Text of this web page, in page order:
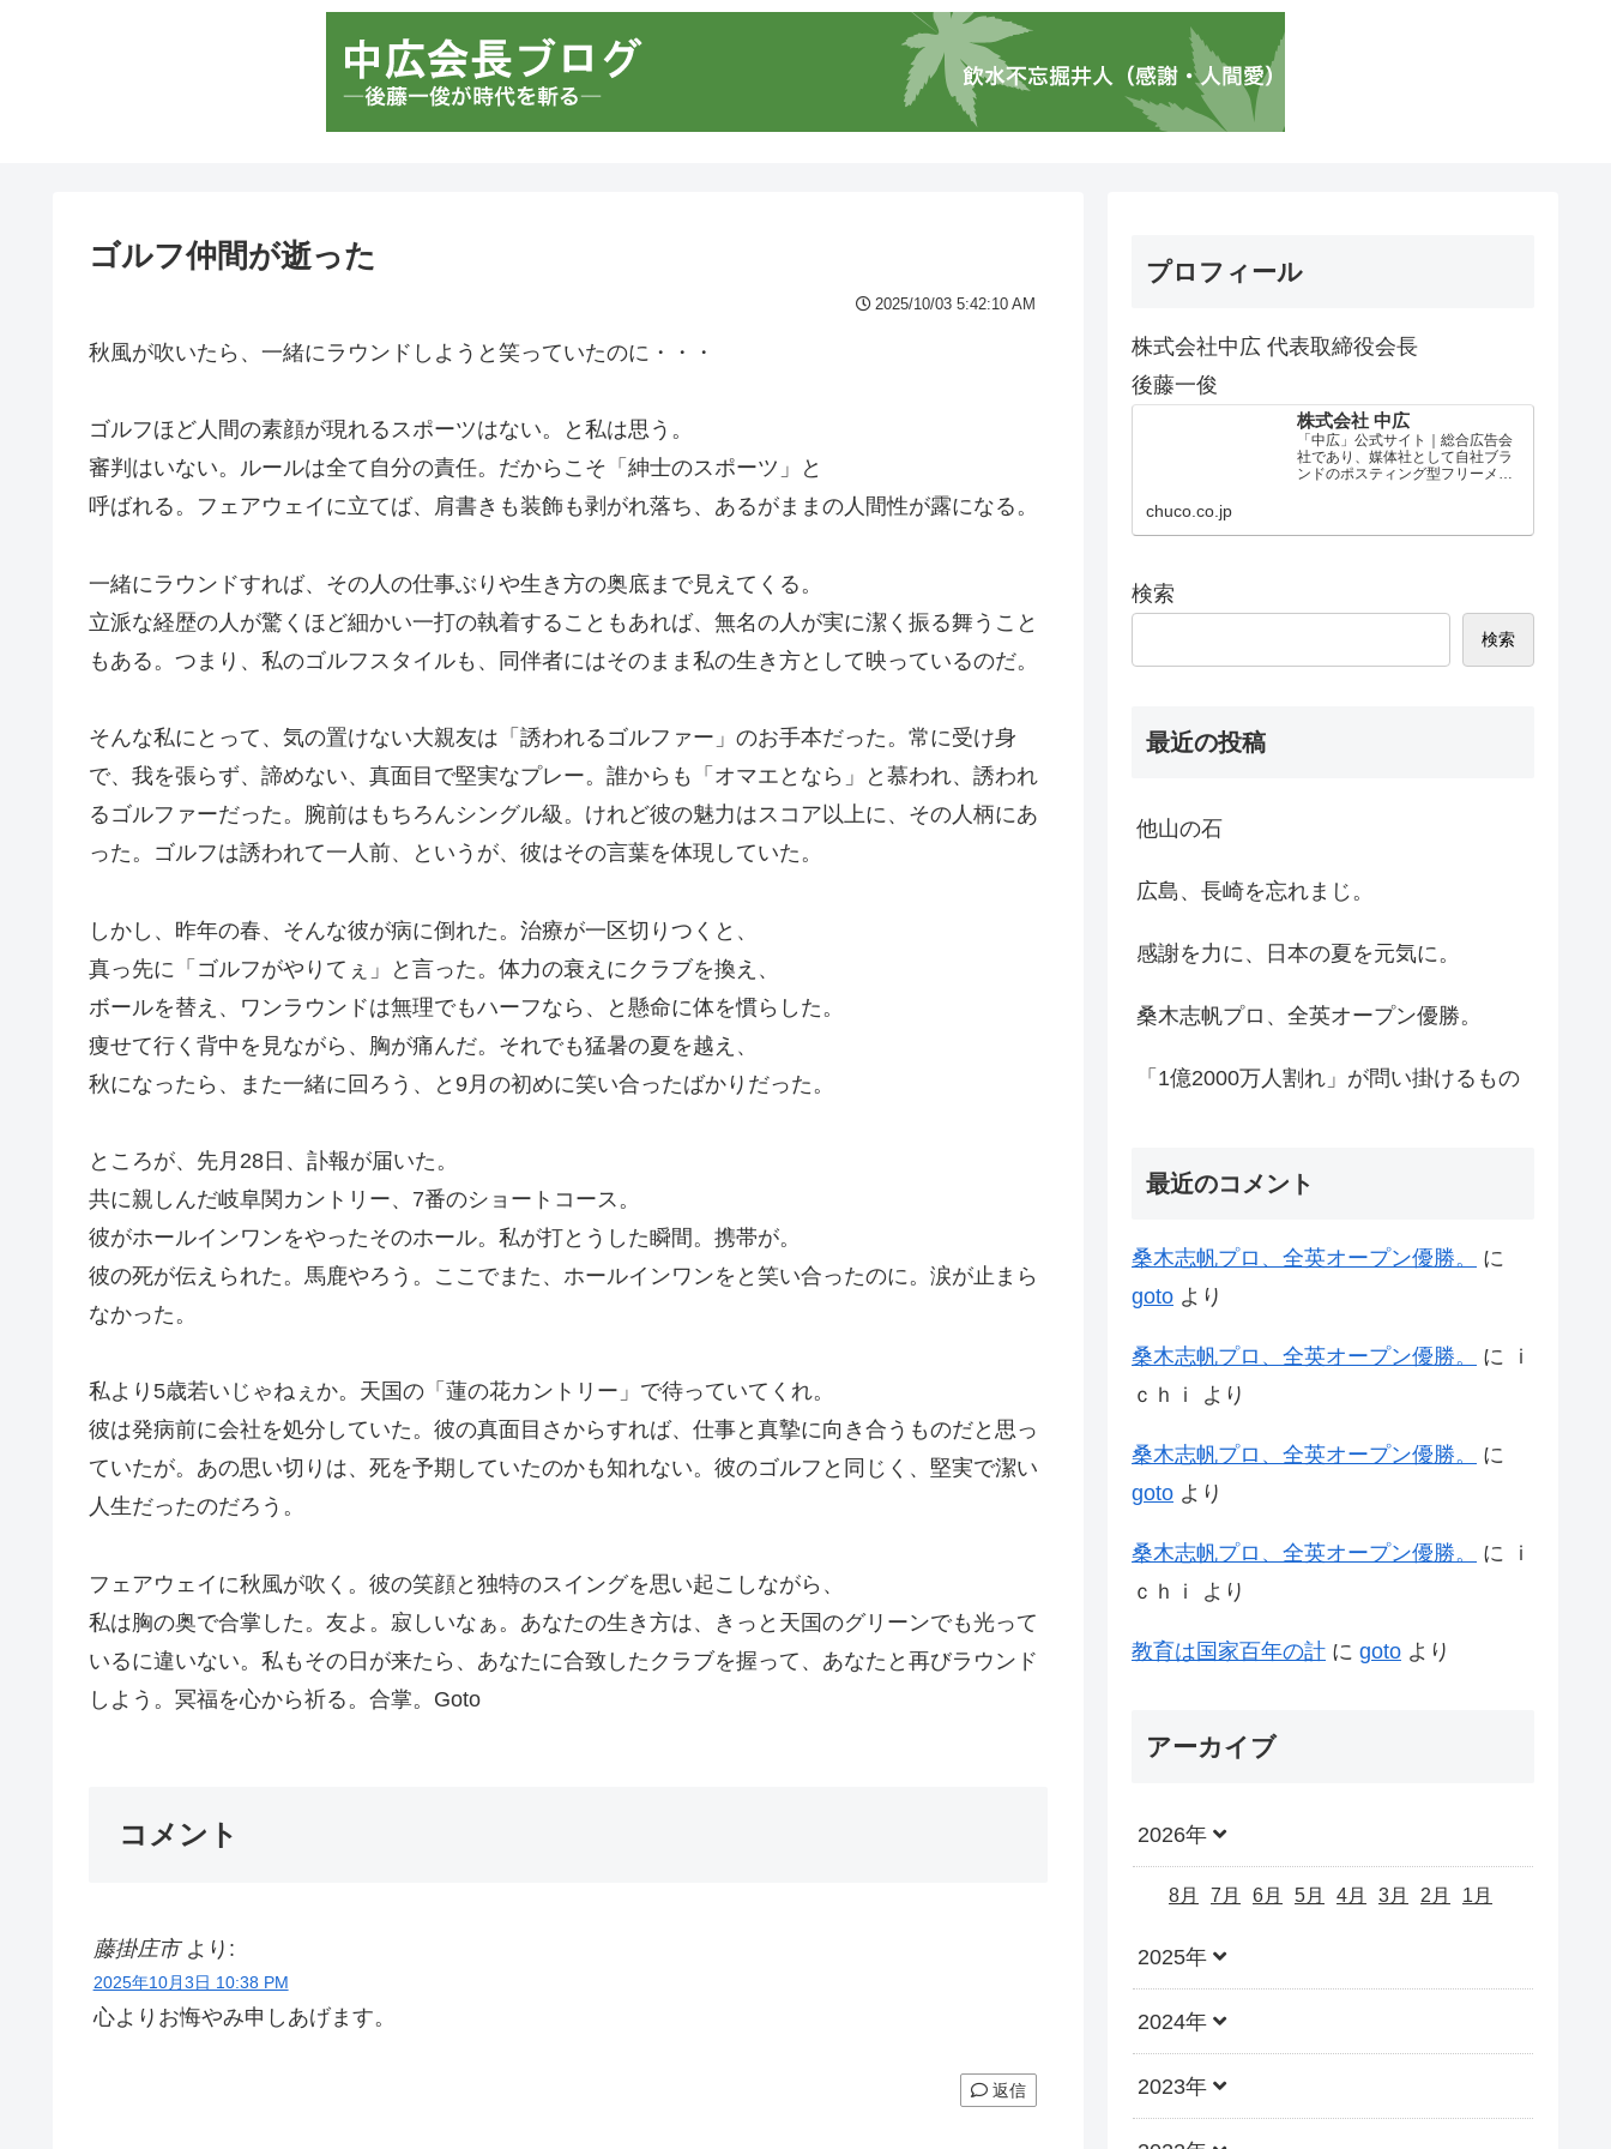
ゴルフ仲間が逝った
2025/10/03 5:42:10 AM
秋風が吹いたら、一緒にラウンドしようと笑っていたのに・・・
ゴルフほど人間の素顔が現れるスポーツはない。と私は思う。
審判はいない。ルールは全て自分の責任。だからこそ「紳士のスポーツ」と
呼ばれる。フェアウェイに立てば、肩書きも装飾も剥がれ落ち、あるがままの人間性が露になる。
一緒にラウンドすれば、その人の仕事ぶりや生き方の奥底まで見えてくる。
立派な経歴の人が驚くほど細かい一打の執着することもあれば、無名の人が実に潔く振る舞うこと
もある。つまり、私のゴルフスタイルも、同伴者にはそのまま私の生き方として映っているのだ。
そんな私にとって、気の置けない大親友は「誘われるゴルファー」のお手本だった。常に受け身
で、我を張らず、諦めない、真面目で堅実なプレー。誰からも「オマエとなら」と慕われ、誘われ
るゴルファーだった。腕前はもちろんシングル級。けれど彼の魅力はスコア以上に、その人柄にあ
った。ゴルフは誘われて一人前、というが、彼はその言葉を体現していた。
しかし、昨年の春、そんな彼が病に倒れた。治療が一区切りつくと、
真っ先に「ゴルフがやりてぇ」と言った。体力の衰えにクラブを換え、
ボールを替え、ワンラウンドは無理でもハーフなら、と懸命に体を慣らした。
痩せて行く背中を見ながら、胸が痛んだ。それでも猛暑の夏を越え、
秋になったら、また一緒に回ろう、と9月の初めに笑い合ったばかりだった。
ところが、先月28日、訃報が届いた。
共に親しんだ岐阜関カントリー、7番のショートコース。
彼がホールインワンをやったそのホール。私が打とうした瞬間。携帯が。
彼の死が伝えられた。馬鹿やろう。ここでまた、ホールインワンをと笑い合ったのに。涙が止まら
なかった。
私より5歳若いじゃねぇか。天国の「蓮の花カントリー」で待っていてくれ。
彼は発病前に会社を処分していた。彼の真面目さからすれば、仕事と真摯に向き合うものだと思っ
ていたが。あの思い切りは、死を予期していたのかも知れない。彼のゴルフと同じく、堅実で潔い
人生だったのだろう。
フェアウェイに秋風が吹く。彼の笑顔と独特のスイングを思い起こしながら、
私は胸の奥で合掌した。友よ。寂しいなぁ。あなたの生き方は、きっと天国のグリーンでも光って
いるに違いない。私もその日が来たら、あなたに合致したクラブを握って、あなたと再びラウンド
しよう。冥福を心から祈る。合掌。Goto
コメント
藤掛庄市 より:
2025年10月3日 10:38 PM
心よりお悔やみ申しあげます。
返信
プロフィール
株式会社中広 代表取締役会長
後藤一俊
株式会社 中広
「中広」公式サイト｜総合広告会
社であり、媒体社として自社ブラ
ンドのポスティング型フリーメデ
chuco.co.jp
検索
検索
最近の投稿
他山の石
広島、長崎を忘れまじ。
感謝を力に、日本の夏を元気に。
桑木志帆プロ、全英オープン優勝。
「1億2000万人割れ」が問い掛けるもの
最近のコメント
桑木志帆プロ、全英オープン優勝。
に
goto より
桑木志帆プロ、全英オープン優勝。 に
ｉ
ｃｈｉ
より
桑木志帆プロ、全英オープン優勝。
に
goto より
桑木志帆プロ、全英オープン優勝。 に
ｉ
ｃｈｉ
より
教育は国家百年の計 に goto より
アーカイブ
2026年
8月 7月 6月 5月 4月 3月 2月 1月
2025年
2024年
2023年